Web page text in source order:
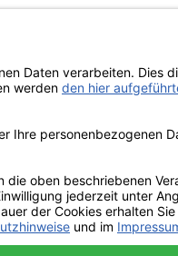
anders beschrieben